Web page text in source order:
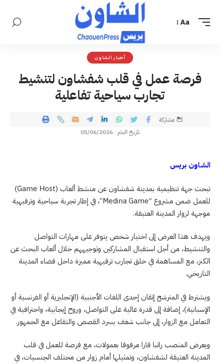
Aa
أخبار الشاون
فرصة عمل في قلب شفشاون لتنشيط
تجارب سياحية تفاعلية
تاريخ النشر : 05/06/2026
مشاركة
الشاون بريس
تبحث جهة تنظيمية بمدينة شفشاون عن منشط ألعاب (Game Host)
للعمل ضمن مشروع “Medina Game”، في إطار تجربة سياحية وترفيهية
موجهة لزوار المدينة العتيقة.
ويهدف هذا العرض إلى اختيار شخص يتوفر على مهارات التواصل
والتنشيط، من أجل استقبال المشاركين وتوجيههم خلال ألعاب البحث عن
الكنز، مع المساهمة في خلق تجارب ترفيهية مميزة داخل فضاء المدينة
التاريخي.
ويشترط في المترشح إتقان إحدى اللغات الأجنبية (الإنجليزية أو الفرنسية أو
الإسبانية)، إضافة إلى قدرة عالية على التواصل، وروح إيجابية، واحترافية في
التعامل مع الزوار، إلى جانب شغف بسرد القصص والتفاعل مع الجمهور.
ويعرض المنصب راتبا قارا مرفوقا بعمولات، مع فرصة للعمل في قلب
المدينة العتيقة لشفشاون، وتمثيلها أمام زوار من مختلف الجنسيات، في